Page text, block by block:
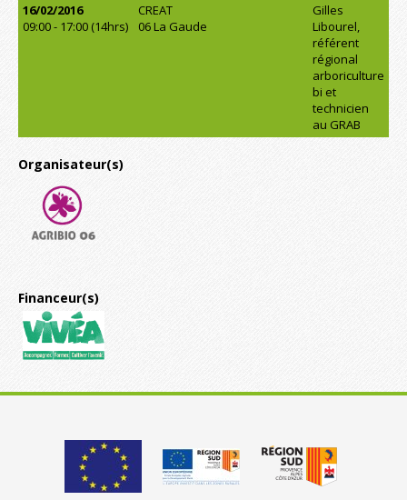
16/02/2016
09:00 - 17:00 (14hrs)
CREAT
06 La Gaude
Gilles
Libourel,
référent
régional
arboriculture
bi et
technicien
au GRAB
Organisateur(s)
Financeur(s)